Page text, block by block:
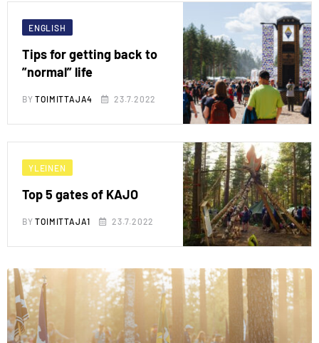
ENGLISH
Tips for getting back to
”normal” life
BYTOIMITTAJA4 23.7.2022
YLEINEN
Top 5 gates of KAJO
BYTOIMITTAJA1 23.7.2022